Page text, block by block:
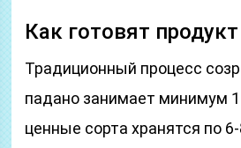
Как готовят продукт
Традиционный процесс
падано занимает минимум
ценные сорта хранятся по